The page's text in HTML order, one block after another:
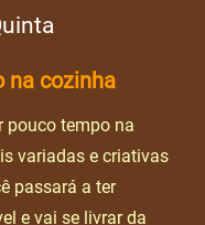
na cozinha
pouco tempo na
variadas e criativas
passará a ter
e vai se livrar da